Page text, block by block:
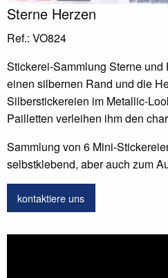
Sterne Herzen
Ref.: VO824
Stickerei-Sammlung Sterne
einen silbernen Rand und die
Silberstickereien im Metallic-
Pailletten verleihen ihm den
Sammlung von 6 Mini-
selbstklebend, aber auch zum
kontaktiere uns